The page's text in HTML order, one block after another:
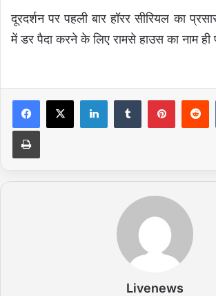
दूरदर्शन पर पहली बार हॉरर सीरियल का
में डर पैदा करने के लिए रामसे हाउस का नाम ही
Livenews